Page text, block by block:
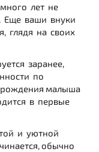
лет не
Еще ваши внуки
глядя на своих
заранее,
по
рождения малыша
в первые
и уютной
обычно